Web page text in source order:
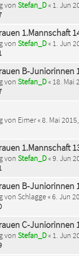
von Stefan_D« 1. Jun
1.Mannschaft
von Stefan_D« 1. Jun
B-Juniorinnen
von Stefan_D« 18. Mai
von Eimer«8. Mai
1.Mannschaft
von Stefan_D«9. Jun
B-Juniorinnen
von Schlagge «6. Jun
C-Juniorinnen
von Stefan_D« 1. Jun